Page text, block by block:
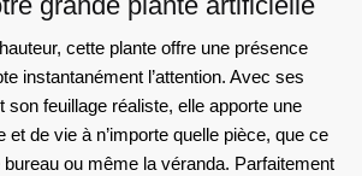
cette plante offre une présence
instantanément l’attention. Avec ses
son feuillage réaliste, elle apporte une
et de vie à n’importe quelle pièce, que ce
ou même la véranda. Parfaitement